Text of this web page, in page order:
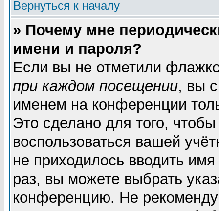
Вернуться к началу
» Почему мне
имени и пароля?
Если вы не отметили
при каждом посещении, вы
именем на конференции
Это сделано для того, чтобы
воспользоваться вашей
не приходилось вводить
раз, вы можете выбрать
конференцию. Не